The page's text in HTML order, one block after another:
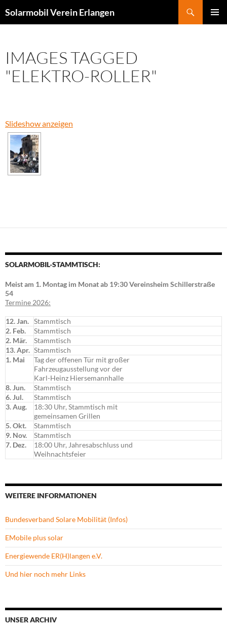
Inhalt
Solarmobil Verein Erlangen
IMAGES TAGGED
"ELEKTRO-ROLLER"
Slideshow anzeigen
SOLARMOBIL-STAMMTISCH:
Meist am 1. Montag im Monat ab 19:30 Vereinsheim Schillerstraße
54
Termine 2026:
12. Jan. Stammtisch
2. Feb.
Stammtisch
2. Mär.
Stammtisch
13. Apr. Stammtisch
1. Mai
Tag der offenen Tür mit großer
Fahrzeugausstellung vor der
Karl-Heinz Hiersemannhalle
8. Jun.
Stammtisch
6. Jul.
Stammtisch
3. Aug.
18:30 Uhr, Stammtisch mit
gemeinsamen Grillen
5. Okt.
Stammtisch
9. Nov.
Stammtisch
7. Dez.
18:00 Uhr, Jahresabschluss und
Weihnachtsfeier
WEITERE INFORMATIONEN
Bundesverband Solare Mobilität (Infos)
EMobile plus solar
Energiewende ER(H)langen e.V.
Und hier noch mehr Links
UNSER ARCHIV